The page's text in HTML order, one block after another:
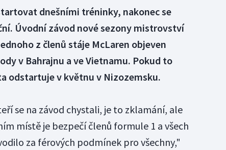
dnešními tréninky, nakonec se
Úvodní závod nové sezony mistrovství
z členů stáje McLaren objeven
v Bahrajnu a ve Vietnamu. Pokud to
odstartuje v květnu v Nizozemsku.
se na závod chystali, je to zklamání, ale
místě je bezpečí členů formule 1 a všech
za férových podmínek pro všechny,"